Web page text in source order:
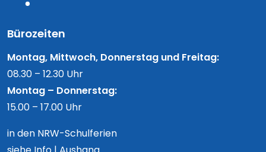
Bürozeiten
Montag, Mittwoch, Donnerstag und Freitag:
08.30 – 12.30 Uhr
Montag – Donnerstag:
15.00 – 17.00 Uhr
in den NRW-Schulferien